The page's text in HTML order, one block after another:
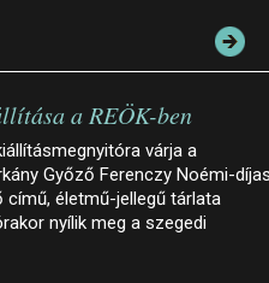
a REÖK-ben
várja a
Győző Ferenczy Noémi-
című, életmű-jellegű tárlata
nyílik meg a szegedi